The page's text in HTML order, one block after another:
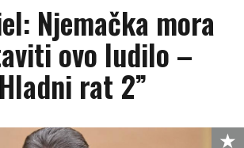
Njemačka mora
ovo ludilo –
rat 2”